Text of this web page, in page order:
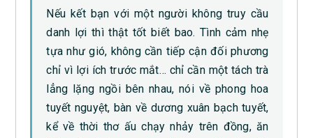
Nếu kết bạn với một người không truy cầu
danh lợi thì thật tốt biết bao. Tình cảm nhẹ
tựa như gió, không cần tiếp cận đối phương
chỉ vì lợi ích trước mắt… chỉ cần một tách trà
lẳng lặng ngồi bên nhau, nói về phong hoa
tuyết nguyệt, bàn về dương xuân bạch tuyết,
kể về thời thơ ấu chạy nhảy trên đồng, ăn